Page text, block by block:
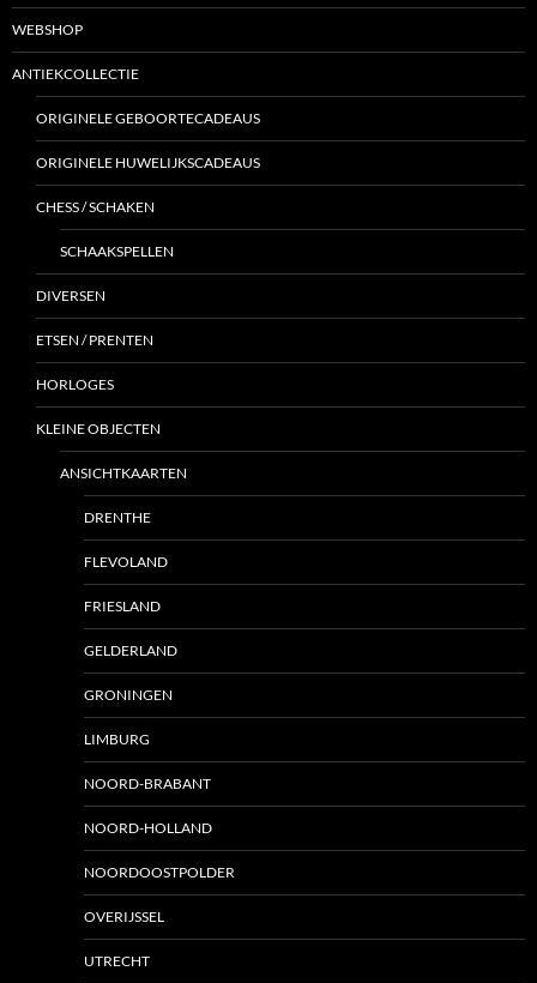
WEBSHOP
ANTIEKCOLLECTIE
ORIGINELE GEBOORTECADEAUS
ORIGINELE HUWELIJKSCADEAUS
CHESS / SCHAKEN
SCHAAKSPELLEN
DIVERSEN
ETSEN / PRENTEN
HORLOGES
KLEINE OBJECTEN
ANSICHTKAARTEN
DRENTHE
FLEVOLAND
FRIESLAND
GELDERLAND
GRONINGEN
LIMBURG
NOORD-BRABANT
NOORD-HOLLAND
NOORDOOSTPOLDER
OVERIJSSEL
UTRECHT